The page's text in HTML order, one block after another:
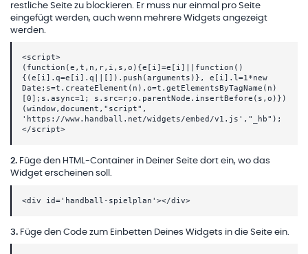
restliche Seite zu blockieren. Er muss nur einmal pro Seite
eingefügt werden, auch wenn mehrere Widgets angezeigt
werden.
<script>
(function(e,t,n,r,i,s,o){e[i]=e[i]||function()
{(e[i].q=e[i].q||[]).push(arguments)}, e[i].l=1*new
Date;s=t.createElement(n),o=t.getElementsByTagName(n)
[0];s.async=1; s.src=r;o.parentNode.insertBefore(s,o)})
(window,document,"script",
'https://www.handball.net/widgets/embed/v1.js',"_hb");
</script>
2. Füge den HTML-Container in Deiner Seite dort ein, wo das
Widget erscheinen soll.
<div id='handball-spielplan'></div>
3. Füge den Code zum Einbetten Deines Widgets in die Seite ein.